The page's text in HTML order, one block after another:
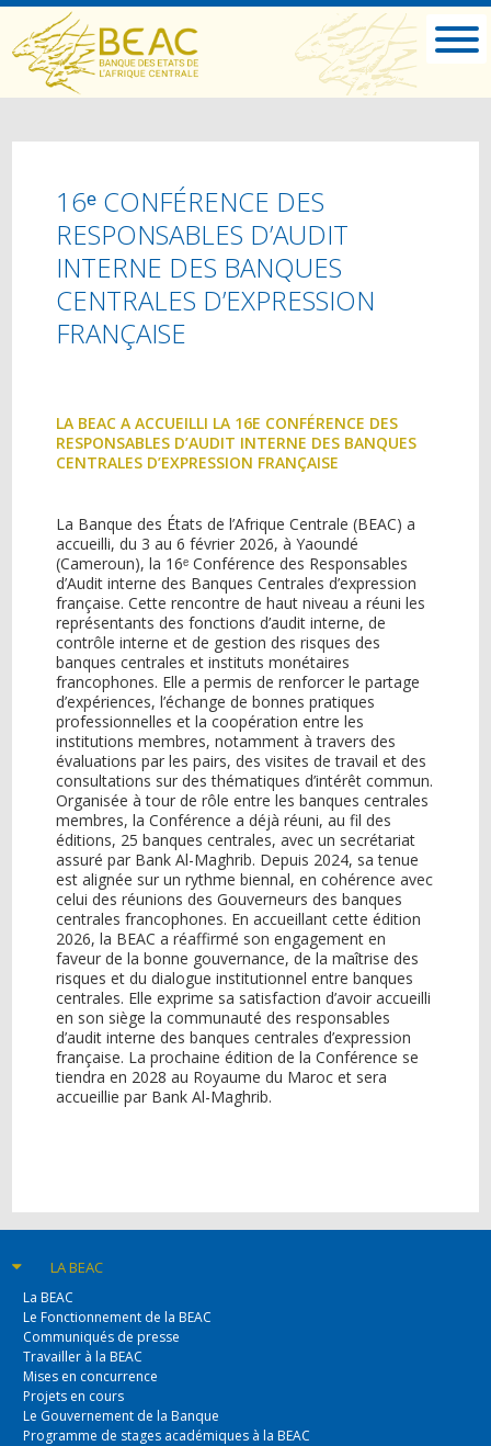
16ᵉ CONFÉRENCE DES
RESPONSABLES D’AUDIT
INTERNE DES BANQUES
CENTRALES D’EXPRESSION
FRANÇAISE
LA BEAC A ACCUEILLI LA 16E CONFÉRENCE DES
RESPONSABLES D’AUDIT INTERNE DES BANQUES
CENTRALES D’EXPRESSION FRANÇAISE
La Banque des États de l’Afrique Centrale (BEAC) a
accueilli, du 3 au 6 février 2026, à Yaoundé
(Cameroun), la 16ᵉ Conférence des Responsables
d’Audit interne des Banques Centrales d’expression
française. Cette rencontre de haut niveau a réuni les
représentants des fonctions d’audit interne, de
contrôle interne et de gestion des risques des
banques centrales et instituts monétaires
francophones. Elle a permis de renforcer le partage
d’expériences, l’échange de bonnes pratiques
professionnelles et la coopération entre les
institutions membres, notamment à travers des
évaluations par les pairs, des visites de travail et des
consultations sur des thématiques d’intérêt commun.
Organisée à tour de rôle entre les banques centrales
membres, la Conférence a déjà réuni, au fil des
éditions, 25 banques centrales, avec un secrétariat
assuré par Bank Al-Maghrib. Depuis 2024, sa tenue
est alignée sur un rythme biennal, en cohérence avec
celui des réunions des Gouverneurs des banques
centrales francophones. En accueillant cette édition
2026, la BEAC a réaffirmé son engagement en
faveur de la bonne gouvernance, de la maîtrise des
risques et du dialogue institutionnel entre banques
centrales. Elle exprime sa satisfaction d’avoir accueilli
en son siège la communauté des responsables
d’audit interne des banques centrales d’expression
française. La prochaine édition de la Conférence se
tiendra en 2028 au Royaume du Maroc et sera
accueillie par Bank Al-Maghrib.
LA BEAC
La BEAC
Le Fonctionnement de la BEAC
Communiqués de presse
Travailler à la BEAC
Mises en concurrence
Projets en cours
Le Gouvernement de la Banque
Programme de stages académiques à la BEAC